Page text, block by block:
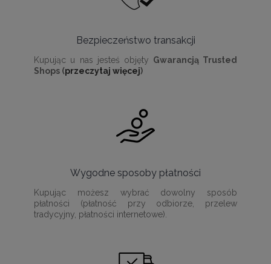
Bezpieczeństwo transakcji
Kupując u nas jesteś objęty Gwarancją Trusted
Shops (przeczytaj więcej)
Wygodne sposoby płatności
Kupując możesz wybrać dowolny sposób
płatności (płatność przy odbiorze, przelew
tradycyjny, płatności internetowe).